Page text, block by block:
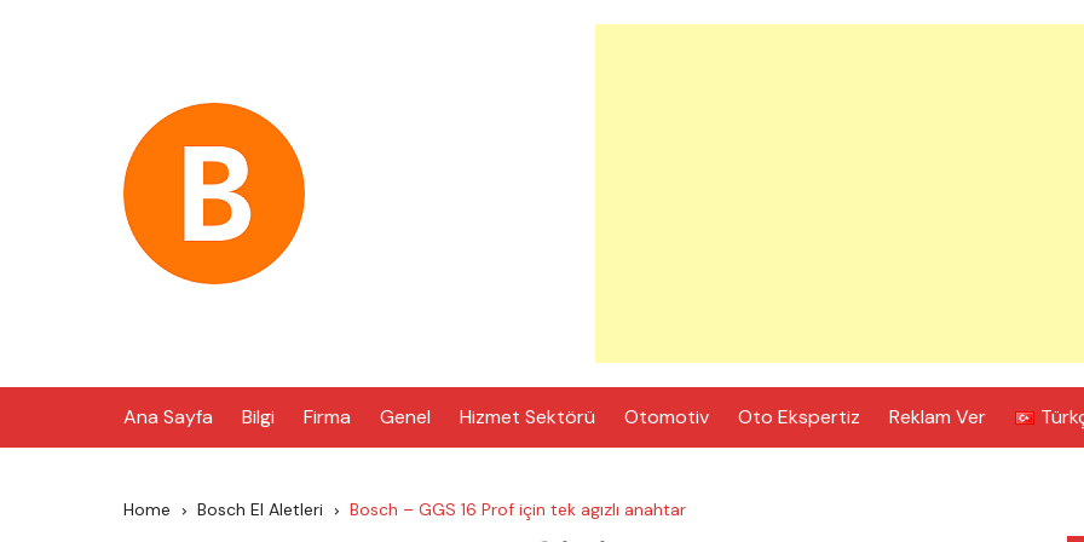
Ana Sayfa Bilgi Firma Genel Hizmet Sektörü Otomotiv Oto Ekspertiz Reklam Ver
Home Bosch El Aletleri Bosch – GGS 16 Prof için tek agızlı anahtar